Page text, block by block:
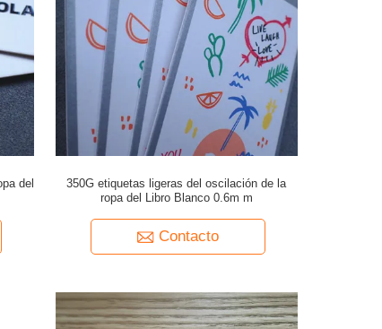
del
350G etiquetas ligeras del oscilación de la
ropa del Libro Blanco 0.6m m
Contacto